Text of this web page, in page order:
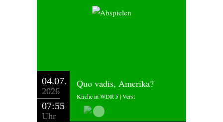
04.07.
2026
07:55
Uhr
Quo vadis, Amerika?
Kirche in WDR 5 | Verst